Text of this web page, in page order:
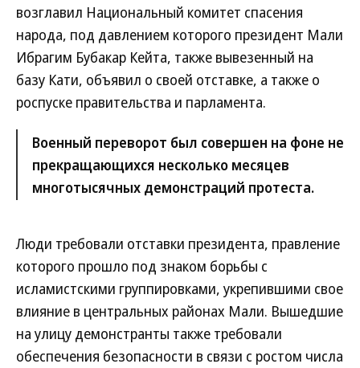
возглавил Национальный комитет спасения
народа, под давлением которого президент Мали
Ибрагим Бубакар Кейта, также вывезенный на
базу Кати, объявил о своей отставке, а также о
роспуске правительства и парламента.
Военный переворот был совершен на фоне не
прекращающихся несколько месяцев
многотысячных демонстраций протеста.
Люди требовали отставки президента, правление
которого прошло под знаком борьбы с
исламистскими группировками, укрепившими свое
влияние в центральных районах Мали. Вышедшие
на улицу демонстранты также требовали
обеспечения безопасности в связи с ростом числа